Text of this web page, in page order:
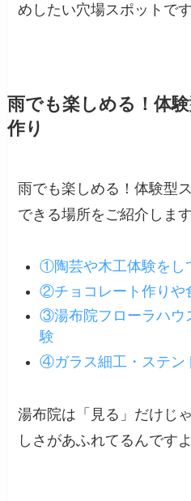
めしたい穴場スポットです
雨でも楽しめる！体
作り
雨でも楽しめる！体験型
できる場所をご紹介します
①陶芸や木工体験をし
②チョコレート作りや
③湯布院フローラハウ
験
④ガラス細工・ステン
湯布院は「見る」だけじ
しさがあふれてるんですよ